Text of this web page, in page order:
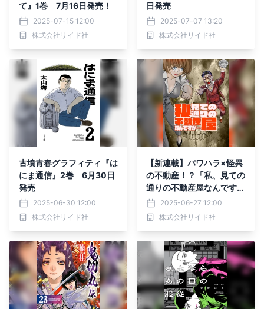
て』1巻 7月16日発売！
2025-07-15 12:00
株式会社リイド社
日発売
2025-07-07 13:20
株式会社リイド社
古墳青春グラフィティ『は
にま通信』2巻 6月30日
発売
2025-06-30 12:00
株式会社リイド社
【新連載】パワハラ×怪異
の不動産！？「私、見ての
通りの不動産屋なんです
が…」6月27日連載スター
ト
2025-06-27 12:00
株式会社リイド社